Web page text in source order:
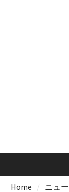
Home
ニュ